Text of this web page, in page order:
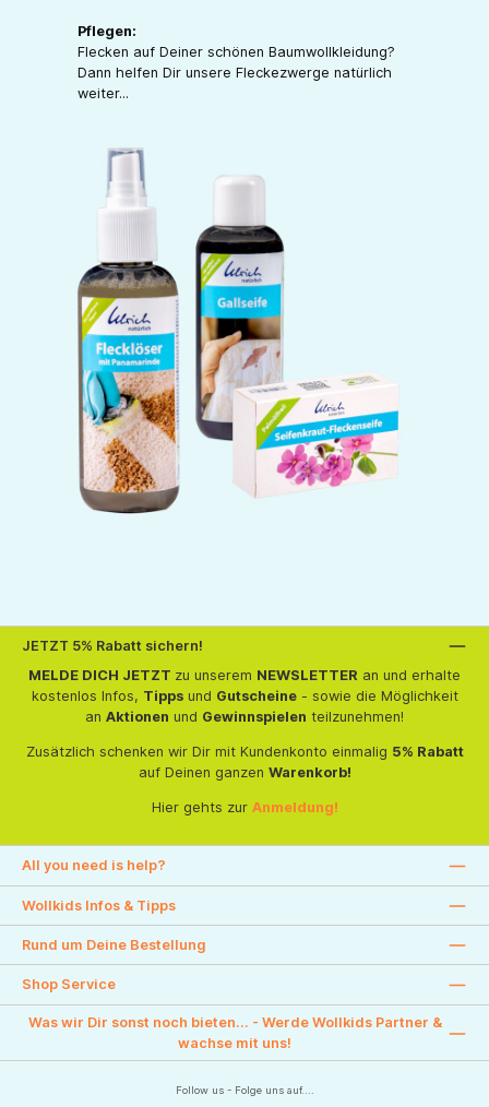
Pflegen:
Flecken auf Deiner schönen Baumwollkleidung?
Dann helfen Dir unsere Fleckezwerge natürlich
weiter...
JETZT 5% Rabatt sichern!
MELDE DICH JETZT zu unserem NEWSLETTER an und erhalte
kostenlos Infos, Tippsund Gutscheine- sowie die Möglichkeit
an Aktionen und Gewinnspielen teilzunehmen!
Zusätzlich schenken wir Dir mit Kundenkonto einmalig 5% Rabatt
auf Deinen ganzen Warenkorb!
Hier gehts zur Anmeldung!
All you need is help?
Wollkids Infos & Tipps
Rund um Deine Bestellung
Shop Service
Was wir Dir sonst noch bieten... - Werde Wollkids Partner &
wachse mit uns!
Follow us - Folge uns auf....